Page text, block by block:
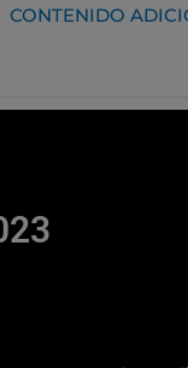
CONTENIDO